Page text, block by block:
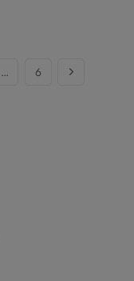
… 6